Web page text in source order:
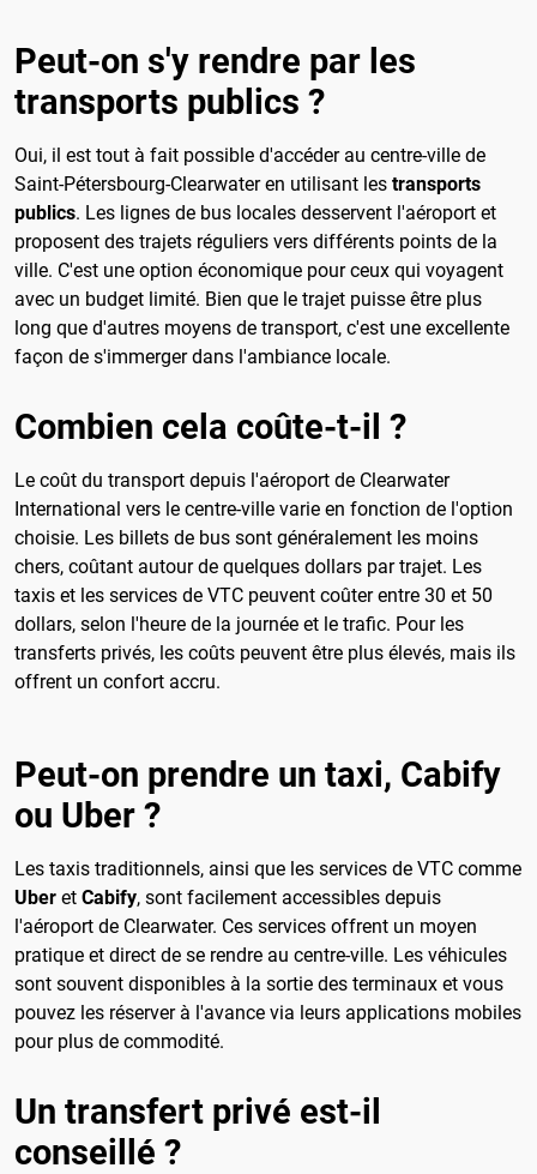
Peut-on s'y rendre par les
transports publics ?
Oui, il est tout à fait possible d'accéder au centre-ville de
Saint-Pétersbourg-Clearwater en utilisant les transports
publics. Les lignes de bus locales desservent l'aéroport et
proposent des trajets réguliers vers différents points de la
ville. C'est une option économique pour ceux qui voyagent
avec un budget limité. Bien que le trajet puisse être plus
long que d'autres moyens de transport, c'est une excellente
façon de s'immerger dans l'ambiance locale.
Combien cela coûte-t-il ?
Le coût du transport depuis l'aéroport de Clearwater
International vers le centre-ville varie en fonction de l'option
choisie. Les billets de bus sont généralement les moins
chers, coûtant autour de quelques dollars par trajet. Les
taxis et les services de VTC peuvent coûter entre 30 et 50
dollars, selon l'heure de la journée et le trafic. Pour les
transferts privés, les coûts peuvent être plus élevés, mais ils
offrent un confort accru.
Peut-on prendre un taxi, Cabify
ou Uber ?
Les taxis traditionnels, ainsi que les services de VTC comme
Uber et Cabify, sont facilement accessibles depuis
l'aéroport de Clearwater. Ces services offrent un moyen
pratique et direct de se rendre au centre-ville. Les véhicules
sont souvent disponibles à la sortie des terminaux et vous
pouvez les réserver à l'avance via leurs applications mobiles
pour plus de commodité.
Un transfert privé est-il
conseillé ?